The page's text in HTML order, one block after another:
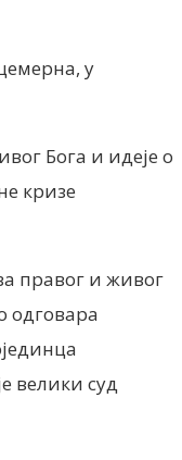
у
Бога и идеје о
кризе
правог и живог
одговара
велики суд